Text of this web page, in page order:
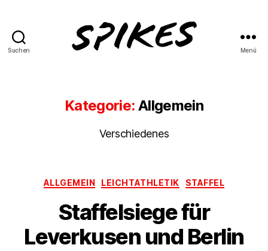
Suchen Menü
Kategorie: Allgemein
Verschiedenes
Kategorien
ALLGEMEIN LEICHTATHLETIK STAFFEL
Staffelsiege für
Leverkusen und Berlin